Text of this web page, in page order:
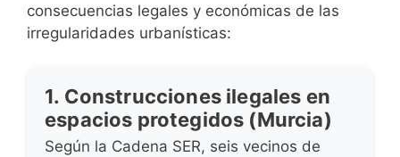
consecuencias legales y económicas de las
irregularidades urbanísticas:
1. Construcciones ilegales en
espacios protegidos (Murcia)
Según la Cadena SER, seis vecinos de